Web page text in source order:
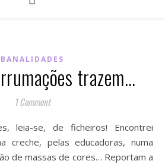
BANALIDADES
trazem…
1 Comment
leia-se, de ficheiros! Encontrei
creche, pelas educadoras, numa
de massas de cores… Reportam a